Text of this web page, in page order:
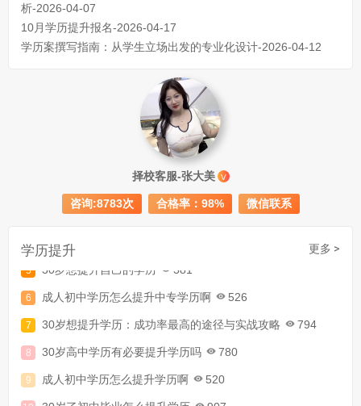
析-2026-04-07
10月学历提升报名-2026-04-17
学历案撰写指南：从学生立场出发的专业化设计-2026-04-12
择校客服-张大美 V
咨询:8783次 合格率：98% 微信联系
学历提升 更多 >
成人初中文凭怎么提升学历 740
成人大专学历提升多少钱 367
30岁怎么提升学历 218
30岁想提升自己的学历